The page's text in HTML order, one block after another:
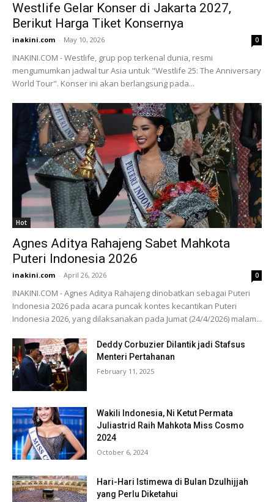
Westlife Gelar Konser di Jakarta 2027,
Berikut Harga Tiket Konsernya
inakini.com - May 10, 2026 0
INAKINI.COM - Westlife, grup pop terkenal dunia, resmi
mengumumkan jadwal tur Asia untuk "Westlife 25: The Anniversary
World Tour". Konser ini akan berlangsung pada...
Hot
Agnes Aditya Rahajeng Sabet Mahkota
Puteri Indonesia 2026
inakini.com - April 26, 2026 0
INAKINI.COM - Agnes Aditya Rahajeng dinobatkan sebagai Puteri
Indonesia 2026 pada acara puncak kontes kecantikan Puteri
Indonesia 2026, yang dilaksanakan pada Jumat (24/4/2026) malam...
Deddy Corbuzier Dilantik jadi Stafsus
Menteri Pertahanan
February 11, 2025
Wakili Indonesia, Ni Ketut Permata
Juliastrid Raih Mahkota Miss Cosmo
2024
October 6, 2024
Hari-Hari Istimewa di Bulan Dzulhijjah
yang Perlu Diketahui